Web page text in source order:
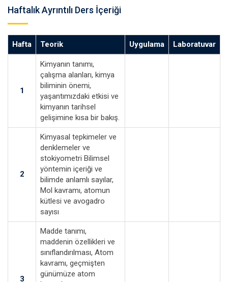
Haftalık Ayrıntılı Ders İçeriği
Hafta Teorik Uygulama Laboratuvar
1
Kimyanın tanımı,
çalışma alanları, kimya
biliminin önemi,
yaşantımızdaki etkisi ve
kimyanın tarihsel
gelişimine kısa bir bakış.
2
Kimyasal tepkimeler ve
denklemeler ve
stokiyometri Bilimsel
yöntemin içeriği ve
bilimde anlamlı sayılar,
Mol kavramı, atomun
kütlesi ve avogadro
sayısı
3
Madde tanımı,
maddenin özellikleri ve
sınıflandırılması, Atom
kavramı, geçmişten
günümüze atom